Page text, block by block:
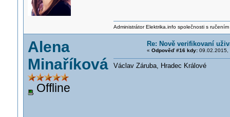
Administrátor Elektrika.info společnosti s
Alena
Minaříková
Offline
Re: Nově verifikovaní
« Odpověď #16 kdy:09.02.2015,
Václav Záruba, Hradec Králové